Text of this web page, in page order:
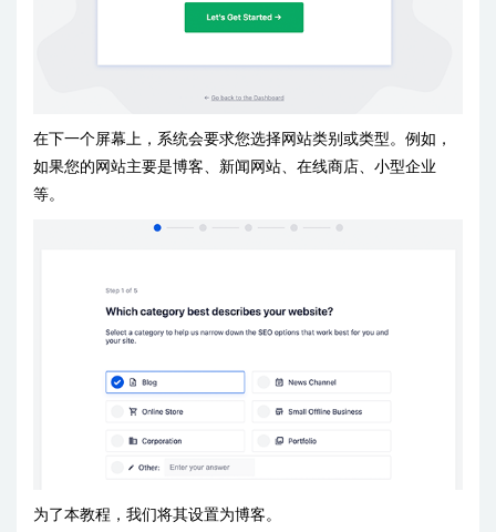
在下一个屏幕上，系统会要求您选择网站类别或类型。例如，
如果您的网站主要是博客、新闻网站、在线商店、小型企业
等。
为了本教程，我们将其设置为博客。